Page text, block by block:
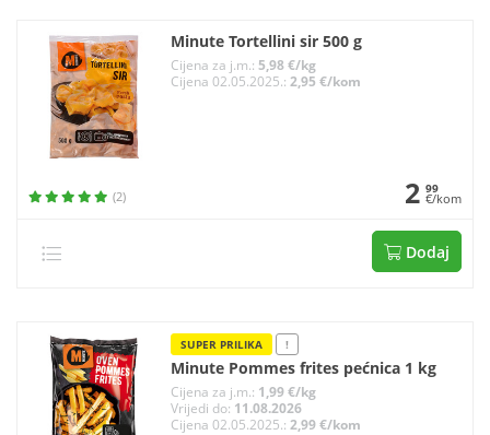
Minute Tortellini sir 500 g
Cijena za j.m.: 5,98 €/kg
Cijena 02.05.2025.: 2,95 €/kom
(2) 2 99
€/kom
Dodaj
SUPER PRILIKA !
Minute Pommes frites pećnica 1 kg
Cijena za j.m.: 1,99 €/kg
Vrijedi do: 11.08.2026
Cijena 02.05.2025.: 2,99 €/kom